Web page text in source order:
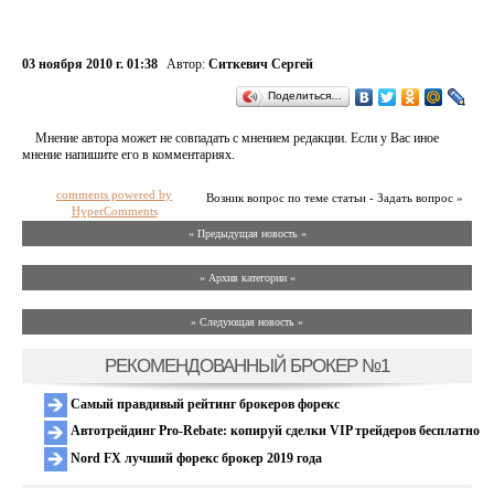
03 ноября 2010 г. 01:38 Автор: Ситкевич Сергей
Поделиться…
Мнение автора может не совпадать с мнением редакции. Если у Вас иное
мнение напишите его в комментариях.
Возник вопрос по теме статьи - Задать вопрос »
comments powered by
HyperComments
« Предыдущая новость «
» Архив категории «
» Следующая новость »
РЕКОМЕНДОВАННЫЙ БРОКЕР №1
Самый правдивый рейтинг брокеров форекс
Автотрейдинг Pro-Rebate: копируй сделки VIP трейдеров бесплатно
Nord FX лучший форекс брокер 2019 года